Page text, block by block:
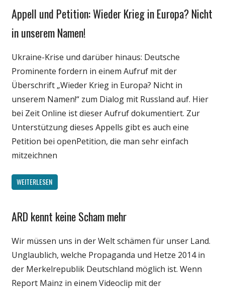
Gesellschaft
Politik
Webfundstück
Appell und Petition: Wieder Krieg in Europa? Nicht
in unserem Namen!
Ukraine-Krise und darüber hinaus: Deutsche
Prominente fordern in einem Aufruf mit der
Überschrift „Wieder Krieg in Europa? Nicht in
unserem Namen!“ zum Dialog mit Russland auf. Hier
bei Zeit Online ist dieser Aufruf dokumentiert. Zur
Unterstützung dieses Appells gibt es auch eine
Petition bei openPetition, die man sehr einfach
mitzeichnen
WEITERLESEN
Gesellschaft
Medien
Politik
Webfundstück
ARD kennt keine Scham mehr
Wir müssen uns in der Welt schämen für unser Land.
Unglaublich, welche Propaganda und Hetze 2014 in
der Merkelrepublik Deutschland möglich ist. Wenn
Report Mainz in einem Videoclip mit der